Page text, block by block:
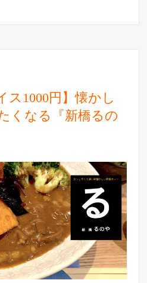
ス1000円】懐かし
くなる『新橋るの